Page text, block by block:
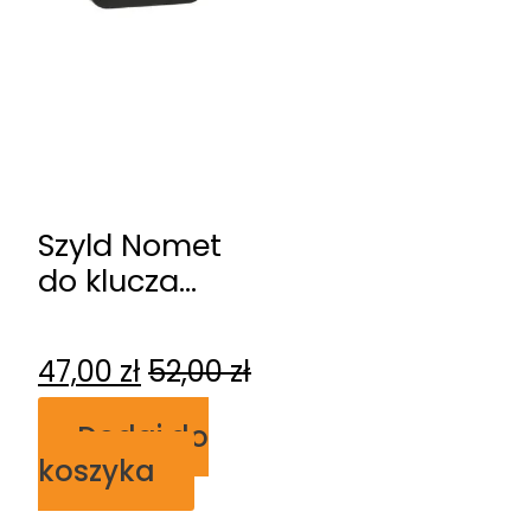
Szyld Nomet
do klucza
stal
szlachetna T-
002-120.P61-
G8
47,00 zł 52,00zł
Dodaj do
koszyka